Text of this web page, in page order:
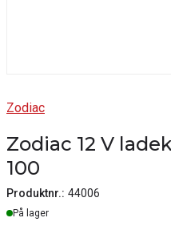
Zodiac
Zodiac 12 V
100
Produktnr.: 44006
Lager
På lager